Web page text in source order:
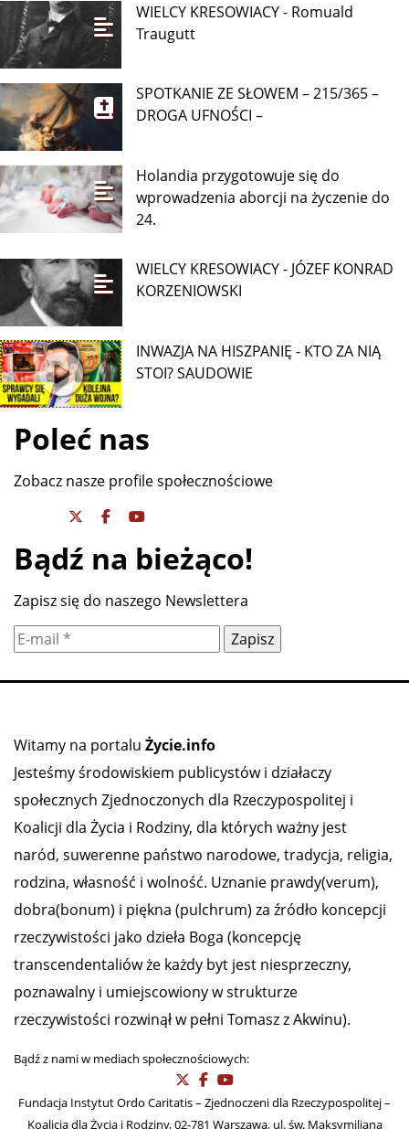
WIELCY KRESOWIACY - Romuald
Traugutt
SPOTKANIE ZE SŁOWEM – 215/365 –
DROGA UFNOŚCI –
Holandia przygotowuje się do
wprowadzenia aborcji na życzenie do
24.
WIELCY KRESOWIACY - JÓZEF KONRAD
KORZENIOWSKI
INWAZJA NA HISZPANIĘ - KTO ZA NIĄ
STOI? SAUDOWIE
Poleć nas
Zobacz nasze profile społecznościowe
Bądź na bieżąco!
Zapisz się do naszego Newslettera
Witamy na portalu Życie.info
Jesteśmy środowiskiem publicystów i działaczy
społecznych Zjednoczonych dla Rzeczypospolitej i
Koalicji dla Życia i Rodziny, dla których ważny jest
naród, suwerenne państwo narodowe, tradycja, religia,
rodzina, własność i wolność. Uznanie prawdy(verum),
dobra(bonum) i piękna (pulchrum) za źródło koncepcji
rzeczywistości jako dzieła Boga (koncepcję
transcendentaliów że każdy byt jest niesprzeczny,
poznawalny i umiejscowiony w strukturze
rzeczywistości rozwinął w pełni Tomasz z Akwinu).
Bądź z nami w mediach społecznościowych:
Fundacja Instytut Ordo Caritatis – Zjednoczeni dla Rzeczypospolitej –
Koalicja dla Życia i Rodziny, 02-781 Warszawa, ul. św. Maksymiliana